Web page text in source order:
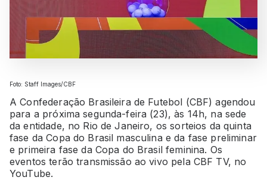
Foto: Staff Images/CBF
A Confederação Brasileira de Futebol (CBF) agendou
para a próxima segunda-feira (23), às 14h, na sede
da entidade, no Rio de Janeiro, os sorteios da quinta
fase da Copa do Brasil masculina e da fase preliminar
e primeira fase da Copa do Brasil feminina. Os
eventos terão transmissão ao vivo pela CBF TV, no
YouTube.